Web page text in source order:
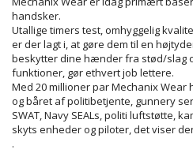
handsker.
Utallige timers test, omhyggelig
er der lagt i, at gøre dem til en
beskytter dine hænder fra stød/slag
funktioner, gør ethvert job lettere.
Med 20 millioner par Mechanix
og båret af politibetjente, gunnery
SWAT, Navy SEALs, politi luftstøtte,
skyts enheder og piloter, det viser
.